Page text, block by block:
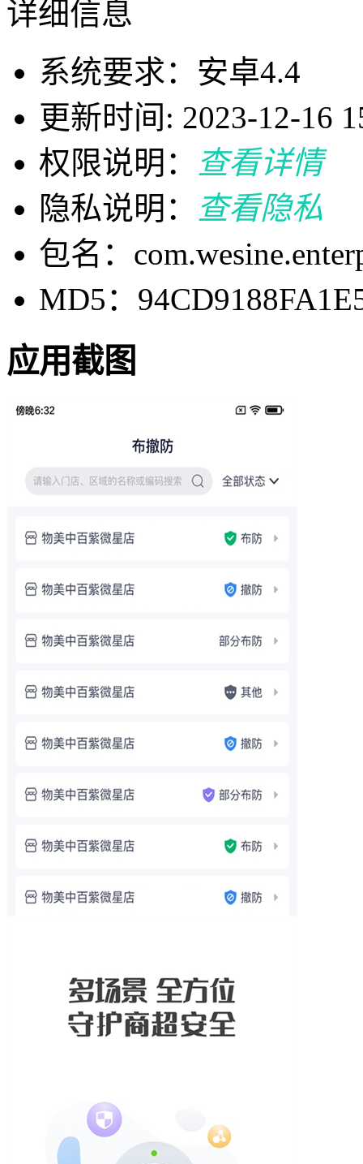
详细信息
系统要求：安卓4.4
更新时间: 2023-12-16
权限说明：
查看详情
隐私说明：
查看隐私
包名：
MD5：
应用截图